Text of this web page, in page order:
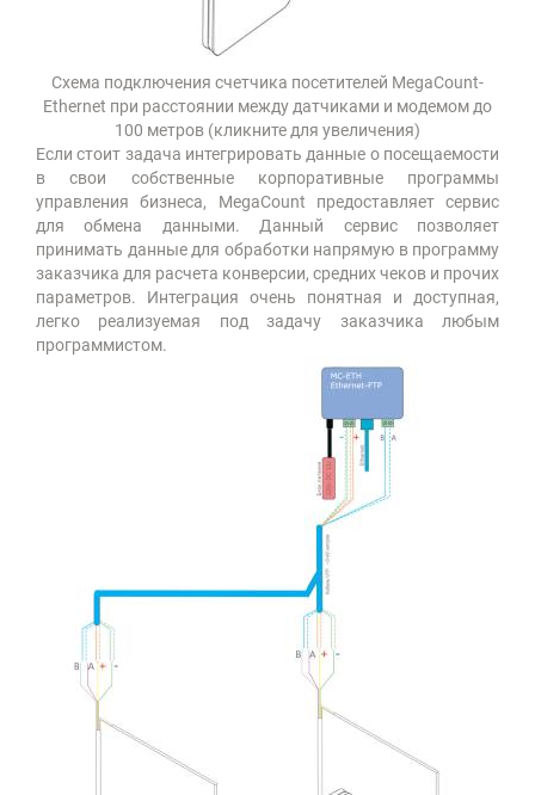
Схема подключения счетчика посетителей MegaCount-
Ethernet при расстоянии между датчиками и модемом до
100 метров (кликните для увеличения)
Если стоит задача интегрировать данные о посещаемости
в свои собственные корпоративные программы
управления бизнеса, MegaCount предоставляет сервис
для обмена данными. Данный сервис позволяет
принимать данные для обработки напрямую в программу
заказчика для расчета конверсии, средних чеков и прочих
параметров. Интеграция очень понятная и доступная,
легко реализуемая под задачу заказчика любым
программистом.